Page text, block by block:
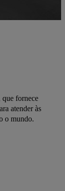
fornece
atender às
o mundo.